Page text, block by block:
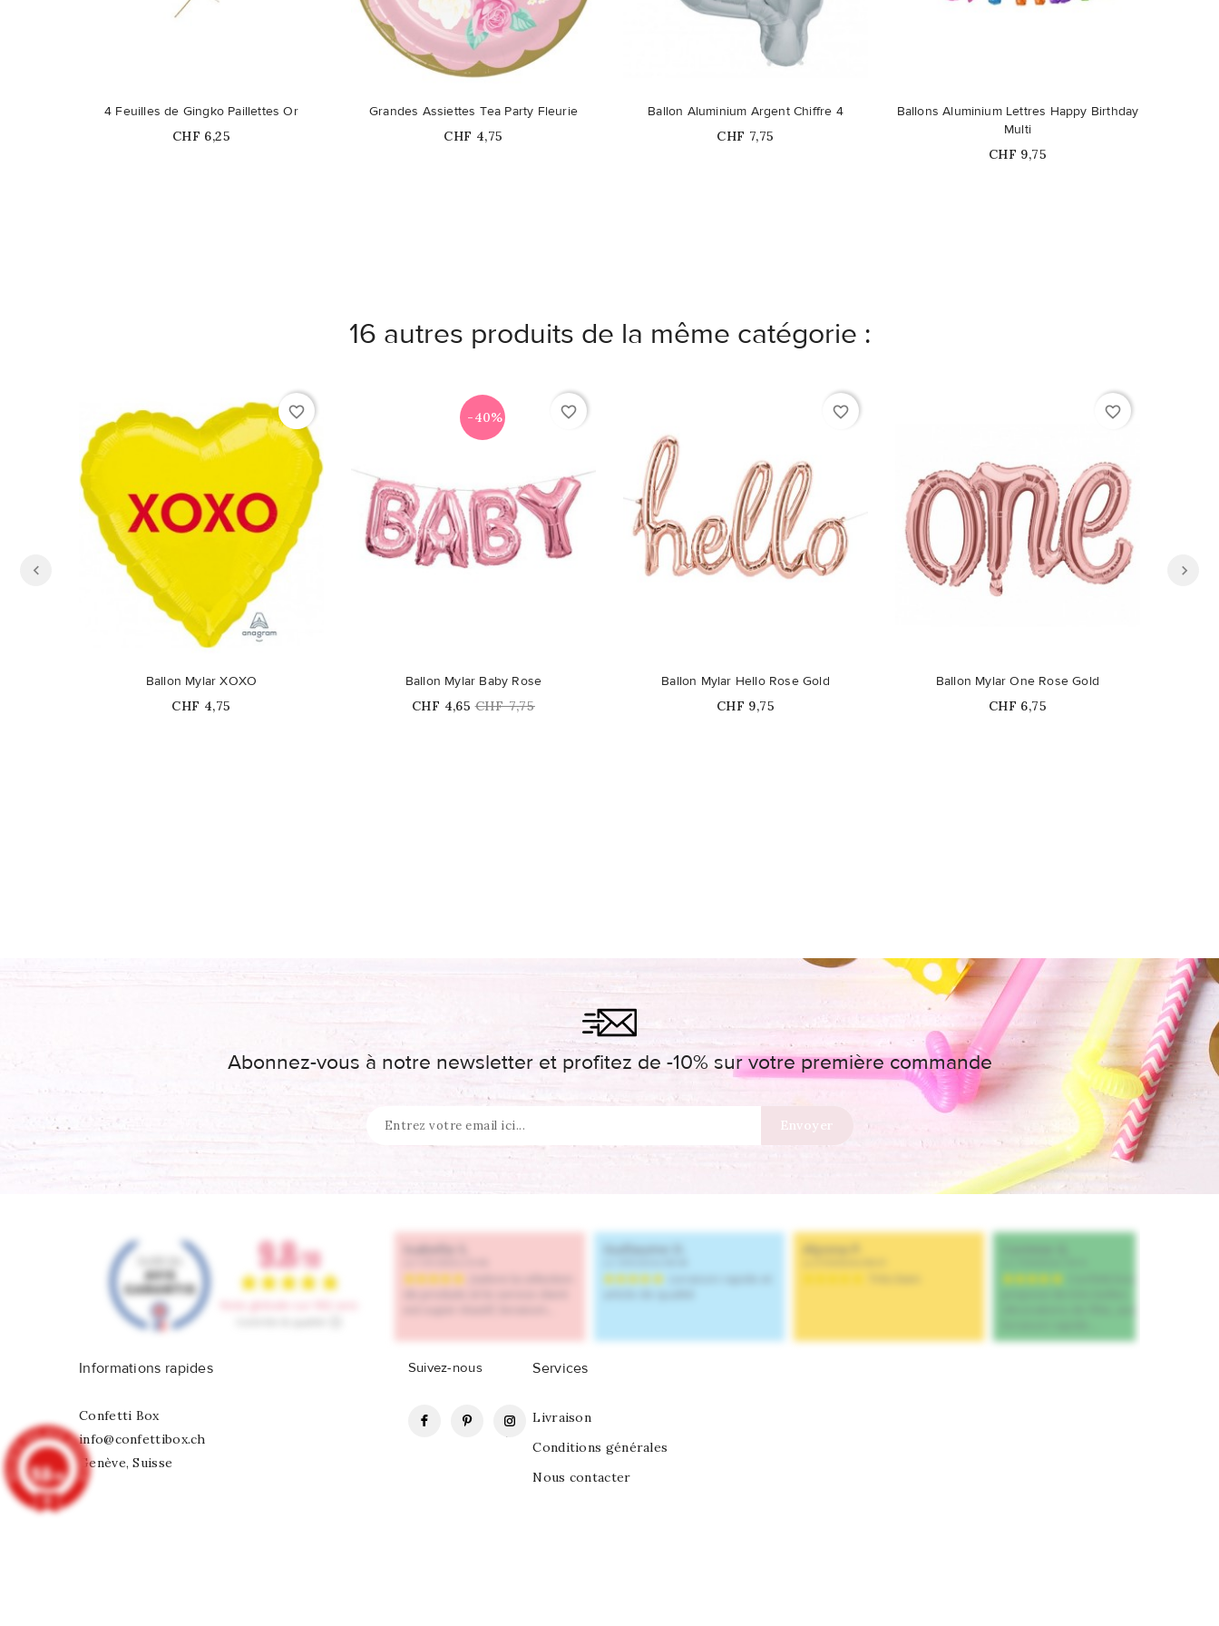
4 Feuilles de Gingko Paillettes Or
Prix
CHF 6,25
Grandes Assiettes Tea Party Fleurie
Prix
CHF 4,75
Ballon Aluminium Argent Chiffre 4
Prix
CHF 7,75
Ce produit n'est plus disponible en
stock
Ballons Aluminium Lettres Happy Birthday
Multi
Prix
CHF 9,75
16 autres produits de la même catégorie :
favorite_border
Ballon Mylar XOXO
Prix
CHF 4,75
-40% favorite_border
Ballon Mylar Baby Rose
Prix
CHF 4,65 Prix
CHF 7,75
favorite_border
Ballon Mylar Hello Rose Gold
Prix
CHF 9,75
favorite_border
Ballon Mylar One Rose Gold
Prix
CHF 6,75
Abonnez-vous à notre newsletter et profitez de -10% sur votre première commande
Informations rapides
Confetti Box
info@confettibox.ch
Genève, Suisse
Suivez-nous
FacebookPinterestInstagram
Services
Livraison
Conditions générales
Nous contacter
9.8/10
902 avis